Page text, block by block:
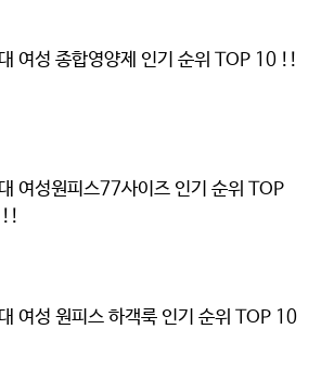
여성 종합영양제 인기 순위 TOP 10 !!
여성원피스77사이즈 인기 순위 TOP
!!
여성 원피스 하객룩 인기 순위 TOP 10